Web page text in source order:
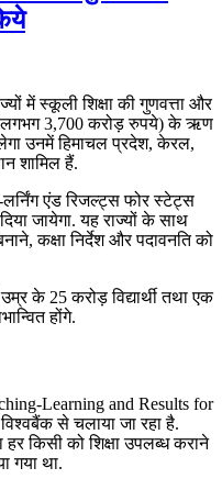
2026
2026
2026
2026
में स्कूली शिक्षा की गुणवत्ता और
3,700 करोड़ रुपये) के ऋण
उनमें हिमाचल प्रदेश, केरल,
शामिल हैं.
एंड रिजल्ट्स फोर स्टेट्स
जायेगा. यह राज्यों के साथ
कक्षा निर्देश और पदावनति को
के 25 करोड़ विद्यार्थी तथा एक
होंगे.
Learning and Results for
विश्वबैंक से चलाया जा रहा है.
किसी को शिक्षा उपलब्ध कराने
गया था.